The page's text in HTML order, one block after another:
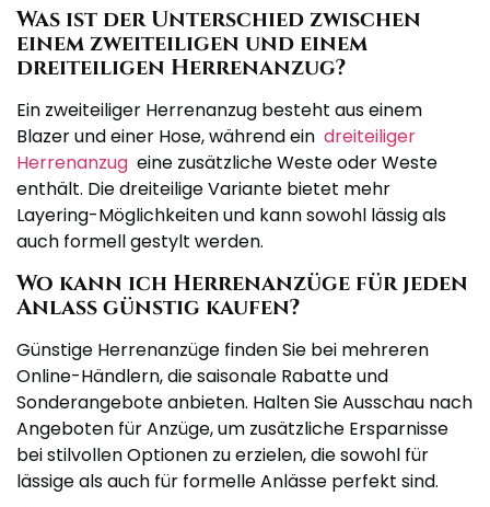
Was ist der Unterschied zwischen
einem zweiteiligen und einem
dreiteiligen Herrenanzug?
Ein zweiteiliger Herrenanzug besteht aus einem
Blazer und einer Hose, während ein dreiteiliger
Herrenanzug eine zusätzliche Weste oder Weste
enthält. Die dreiteilige Variante bietet mehr
Layering-Möglichkeiten und kann sowohl lässig als
auch formell gestylt werden.
Wo kann ich Herrenanzüge für jeden
Anlass günstig kaufen?
Günstige Herrenanzüge finden Sie bei mehreren
Online-Händlern, die saisonale Rabatte und
Sonderangebote anbieten. Halten Sie Ausschau nach
Angeboten für Anzüge, um zusätzliche Ersparnisse
bei stilvollen Optionen zu erzielen, die sowohl für
lässige als auch für formelle Anlässe perfekt sind.